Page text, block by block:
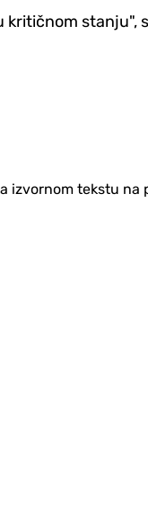
stanju",
izvornom tekstu na